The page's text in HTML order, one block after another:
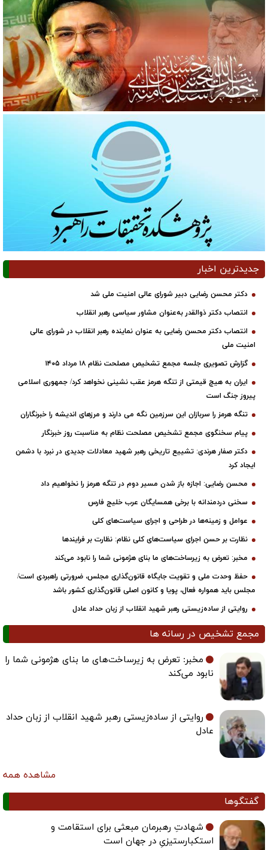
جدیدترین اخبار
دکتر محسن رضایی دبیر شورای عالی امنیت ملی شد
انتصاب دکتر ذوالقدر به‌عنوان مشاور سیاسی رهبر انقلاب
انتصاب دکتر محسن رضایی به عنوان نماینده رهبر انقلاب در شورای عالی
امنیت ملی
گزارش تصویری جلسه مجمع تشخیص مصلحت نظام ۱۸ مرداد ۱۴۰۵
ایران به هیچ قیمتی از تنگه هرمز عقب نشینی نخواهد کرد/ جمهوری اسلامی
پیروز جنگ است
تنگه هرمز را سربازان این سرزمین نگه می دارند و مرزهای اندیشه را خبرنگاران
پیام سخنگوی مجمع تشخیص مصلحت نظام به مناسبت روز خبرنگار
دکتر صفار هرندی: تشییع تاریخی رهبر شهید معادلات جدیدی در نبرد با دشمن
ایجاد کرد
محسن رضایی: اجازه باز شدن مسیر دوم در تنگه هرمز را نخواهیم داد
سخنی دردمندانه با برخی همسایگان عرب خلیج فارس
عوامل و زمینه‌ها در طراحی و اجرای سیاست‌های کلی
نظارت بر حسن اجرای سیاست‌های کلی نظام: نظارت بر فرایندها
مخبر: تعرض به زیرساخت‌های ما بنای هژمونی شما را نابود می‌کند
حفظ وحدت ملی و تقویت جایگاه قانون‌گذاری مجلس، ضرورتی راهبردی است/
مجلس باید همواره فعال، پویا و کانون اصلی قانون‌گذاری کشور باشد
روایتی از ساده‌زیستی رهبر شهید انقلاب از زبان حداد عادل
مجمع تشخیص در رسانه ها
مخبر: تعرض به زیرساخت‌های ما بنای هژمونی شما را
نابود می‌کند
روایتی از ساده‌زیستی رهبر شهید انقلاب از زبان حداد
عادل
مشاهده همه
گفتگوها
شهادتِ رهبرمان مبعثی برای استقامت و
استکبارستیزیِ در جهان است